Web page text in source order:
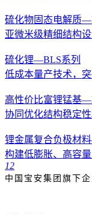
硫化物固态电解质
亚微米级精细结构
硫化锂—BLS系列
低成本量产技术，
高性价比富锂锰基
协同优化结构稳定
锂金属复合负极材
构建低膨胀、高容
12
中国宝安集团旗下企